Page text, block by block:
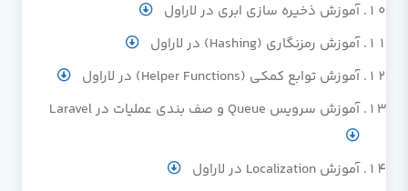
آموزش ذخیره سازی ابری در لاراول
آموزش رمزنگاری (Hashing) در لاراول
آموزش توابع کمکی (Helper Functions) در لاراول
آموزش سرویس Queue و صف بندی عملیات در Laravel
آموزش Localization در لاراول